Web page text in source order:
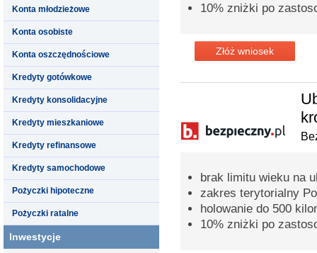
Konta młodzieżowe
Konta osobiste
Konta oszczędnościowe
Kredyty gotówkowe
Kredyty konsolidacyjne
Kredyty mieszkaniowe
Kredyty refinansowe
Kredyty samochodowe
Pożyczki hipoteczne
Pożyczki ratalne
Inwestycje
10% zniżki po
Złóż wniosek
brak limitu wieku na
zakres terytorialny
holowanie do 500
10% zniżki po